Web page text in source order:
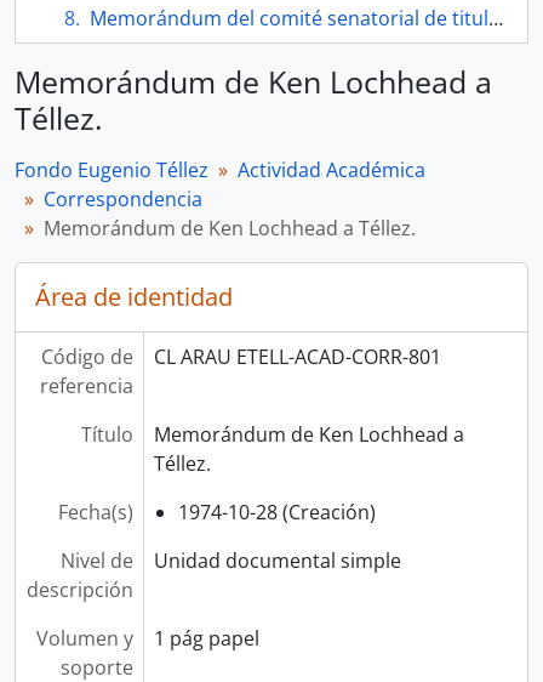
Memorándum del comité senatorial de titularidad y ascensos para Eugenio Téllez.
Memorándum de Ken Lochhead a
Téllez.
Fondo Eugenio Téllez
Actividad Académica
Correspondencia
Memorándum de Ken Lochhead a Téllez.
Área de identidad
Código de
referencia
CL ARAU ETELL-ACAD-CORR-801
Título
Memorándum de Ken Lochhead a
Téllez.
Fecha(s)
1974-10-28 (Creación)
Nivel de
descripción
Unidad documental simple
Volumen y
soporte
1 pág papel